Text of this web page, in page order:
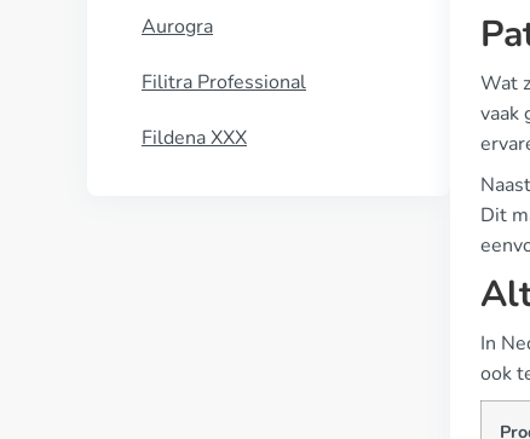
Aurogra
Filitra Professional
Fildena XXX
Wat
vaak
Dit
In
ook